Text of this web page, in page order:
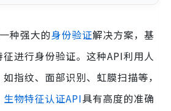
种强大的身份验证解决方案，基
进行身份验证。这种API利用人
如指纹、面部识别、虹膜扫描等，
生物特征认证API具有高度的准确